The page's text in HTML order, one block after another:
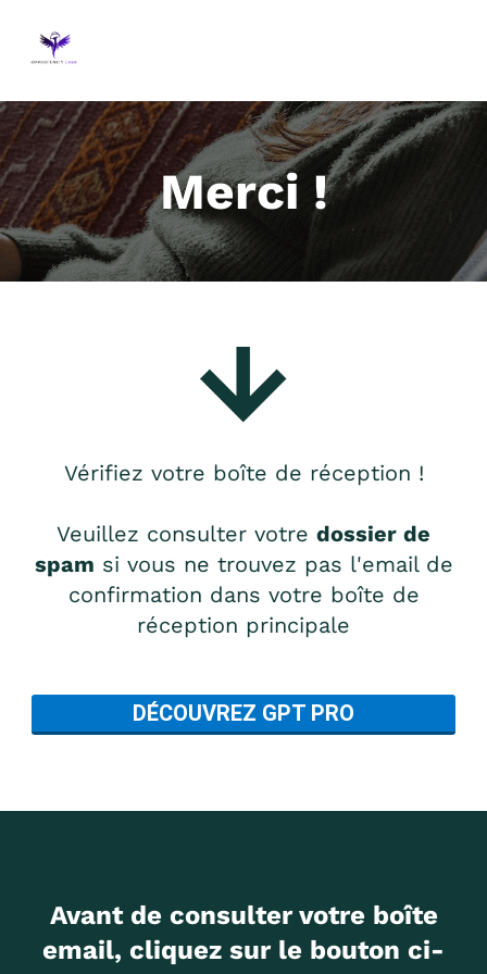
Merci !
Vérifiez votre boîte de réception !
Veuillez consulter votre dossier de
spam si vous ne trouvez pas l'email de
confirmation dans votre boîte de
réception principale
DÉCOUVREZ GPT PRO
Avant de consulter votre boîte
email, cliquez sur le bouton ci-